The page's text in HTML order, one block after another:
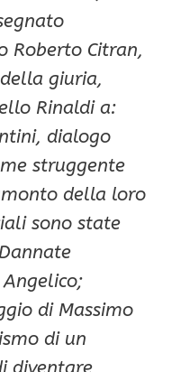
Roberto Citran,
giuria,
Rinaldi a:
dialogo
struggente
della loro
sono state
di Massimo
di un